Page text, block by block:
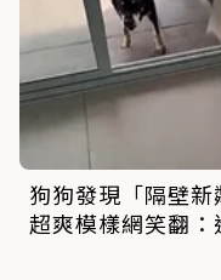
狗狗發現「隔壁新
超爽模樣網笑翻：